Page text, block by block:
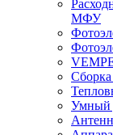
МФУ
Умный